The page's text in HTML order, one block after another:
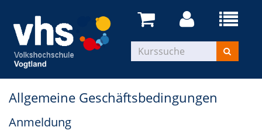
Allgemeine Geschäftsbedingungen
Anmeldung